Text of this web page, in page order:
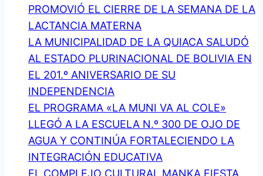
PROMOVIÓ EL CIERRE DE LA SEMANA DE LA
LACTANCIA MATERNA
LA MUNICIPALIDAD DE LA QUIACA SALUDÓ
AL ESTADO PLURINACIONAL DE BOLIVIA EN
EL 201.º ANIVERSARIO DE SU
INDEPENDENCIA
EL PROGRAMA «LA MUNI VA AL COLE»
LLEGÓ A LA ESCUELA N.º 300 DE OJO DE
AGUA Y CONTINÚA FORTALECIENDO LA
INTEGRACIÓN EDUCATIVA
EL COMPLEJO CULTURAL MANKA FIESTA